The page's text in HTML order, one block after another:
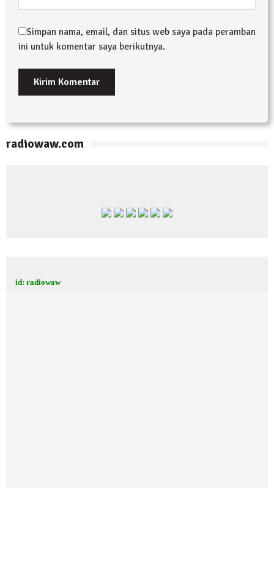
Simpan nama, email, dan situs web saya pada peramban
ini untuk komentar saya berikutnya.
radiowaw.com
id: radiowaw